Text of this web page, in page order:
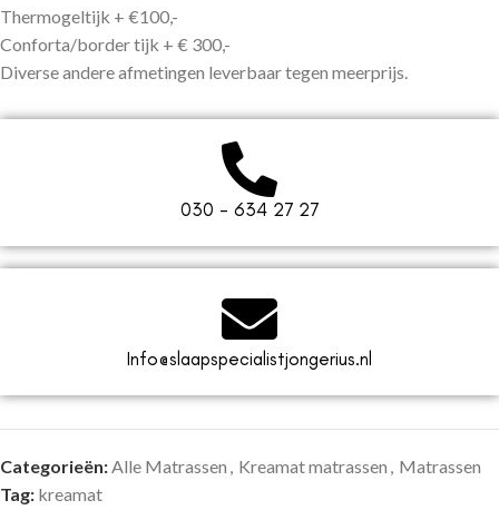
Thermogeltijk + €100,-
Conforta/border tijk + € 300,-
Diverse andere afmetingen leverbaar tegen meerprijs.
030 - 634 27 27
Info@slaapspecialistjongerius.nl
Categorieën:Alle Matrassen , Kreamat matrassen , Matrassen
Tag: kreamat